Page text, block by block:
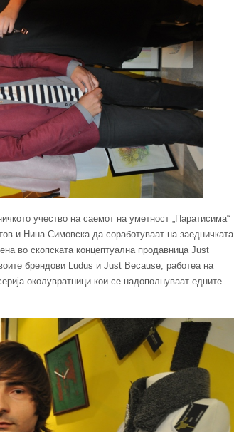
учество на саемот на уметност „Паратисима“
и Нина Симовска да соработуваат на заедничката
во скопската концептуална продавница Just
брендови Ludus и Just Because, работеа на
околувратници кои се надополнуваат едните